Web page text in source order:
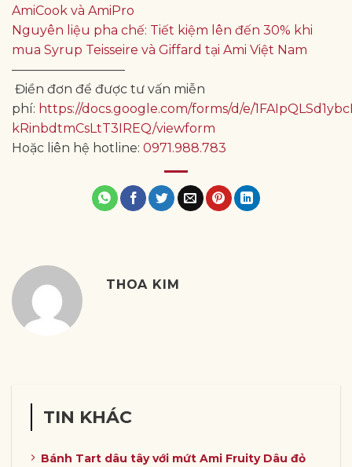
AmiCook và AmiPro
Nguyên liệu pha chế: Tiết kiệm lên đến 30% khi
mua Syrup Teisseire và Giffard tại Ami Việt Nam
—————————
Điền đơn để được tư vấn miễn
phí: https://docs.google.com/forms/d/e/
kRinbdtmCsLtT3IREQ/viewform
Hoặc liên hệ hotline: 0971.988.783
THOA KIM
TIN KHÁC
Bánh Tart dâu tây với mứt Ami Fruity Dâu đỏ